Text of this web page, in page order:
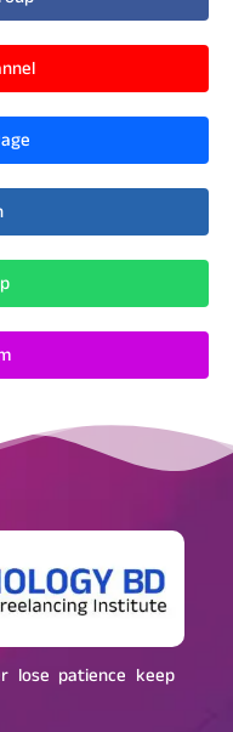
lose patience keep